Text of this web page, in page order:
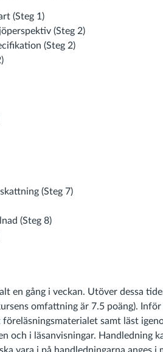
(Steg 1)
(Steg 2)
(Steg 2)
(Steg 7)
(Steg 8)
en gång i veckan. Utöver dessa
omfattning är 7.5 poäng). Inför
samt läst
och i läsanvisningar. Handledning